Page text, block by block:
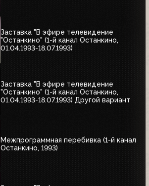
Заставка "В эфире телевидение
"Останкино" (1-й канал Останкино,
01.04.1993-18.07.1993)
Заставка "В эфире телевидение
"Останкино" (1-й канал Останкино,
01.04.1993-18.07.1993) Другой вариант
Межпрограммная перебивка (1-й канал
Останкино, 1993)